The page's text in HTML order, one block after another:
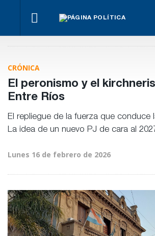
Benegas
Lynch se
recinto
Paraná,
Privada
convocó
CRÓNICA
El peronismo y el
Entre Ríos
El repliegue de la fuerza que conduce
La idea de un nuevo PJ de cara al
Lunes 16 de febrero de 2026